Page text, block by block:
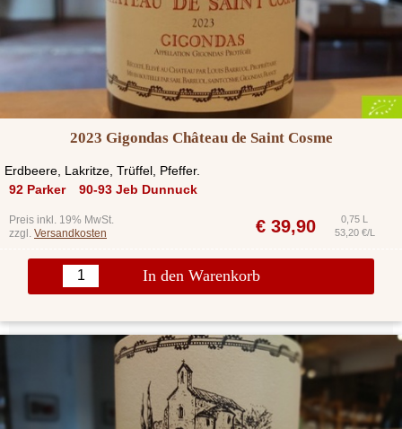
2023 Gigondas Château de Saint Cosme
Erdbeere, Lakritze, Trüffel, Pfeffer.
92 Parker
90-93 Jeb Dunnuck
Preis inkl. 19% MwSt.
zzgl. Versandkosten € 39,90
0,75 L
53,20 €/L
In den Warenkorb